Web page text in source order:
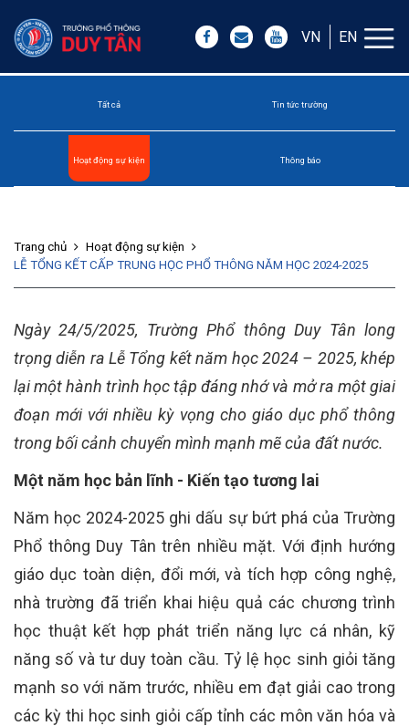
VN EN
Tất cả Tin tức trường
Hoạt động sự kiện Thông báo
Trang chủ
Hoạt động sự kiện
LỄ TỔNG KẾT CẤP TRUNG HỌC PHỔ THÔNG NĂM HỌC 2024-2025
Ngày 24/5/2025, Trường Phổ thông Duy Tân long
trọng diễn ra Lễ Tổng kết năm học 2024 – 2025, khép
lại một hành trình học tập đáng nhớ và mở ra một giai
đoạn mới với nhiều kỳ vọng cho giáo dục phổ thông
trong bối cảnh chuyển mình mạnh mẽ của đất nước.
Một năm học bản lĩnh - Kiến tạo tương lai
Năm học 2024-2025 ghi dấu sự bứt phá của Trường
Phổ thông Duy Tân trên nhiều mặt. Với định hướng
giáo dục toàn diện, đổi mới, và tích hợp công nghệ,
nhà trường đã triển khai hiệu quả các chương trình
học thuật kết hợp phát triển năng lực cá nhân, kỹ
năng số và tư duy toàn cầu. Tỷ lệ học sinh giỏi tăng
mạnh so với năm trước, nhiều em đạt giải cao trong
các kỳ thi học sinh giỏi cấp tỉnh các môn văn hóa và